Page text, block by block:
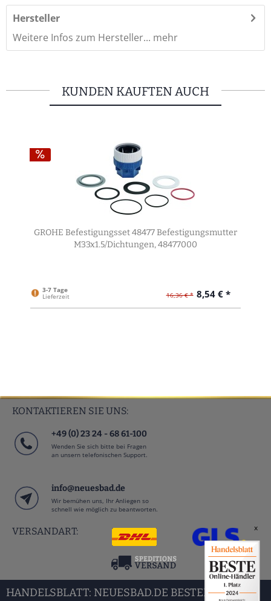
Hersteller
Weitere Infos zum Hersteller... mehr
KUNDEN KAUFTEN AUCH
GROHE Befestigungsset 48477 Befestigungsmutter
M33x1.5/Dichtungen, 48477000
3-7 Tage
Lieferzeit 16,36 € * 8,54 € *
KONTAKTIEREN SIE UNS:
+49 (0) 23 24 - 68 61-100
Wenden Sie sich bitte bei Fragen
an unsern telefonischen Support.
info@neuesbad.de
Wir bemühen uns, Ihr Anliegen so
schnell wie möglich zu beantworten.
VERSANDART:
HANDELSBLATT: NEUESBAD.DE BESTER BAD
x